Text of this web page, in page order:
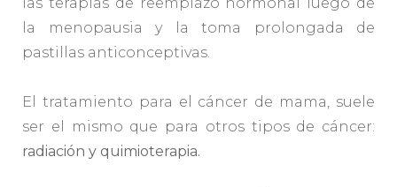
la menopausia y la toma prolongada de
pastillas anticonceptivas.
El tratamiento para el cáncer de mama, suele
ser el mismo que para otros tipos de cáncer:
radiación y quimioterapia.